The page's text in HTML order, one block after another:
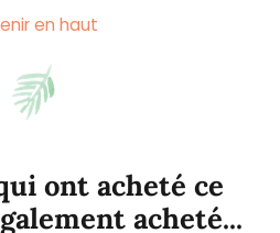
en haut
ont acheté ce
acheté...